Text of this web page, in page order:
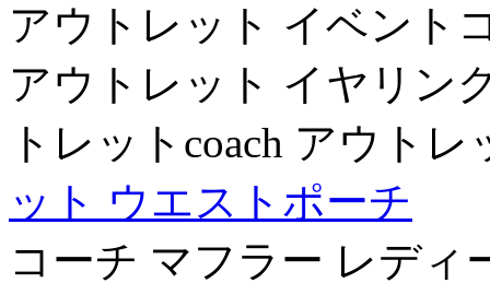
アウトレット イベント
アウトレット イヤリン
トレットcoach アウト
ット ウエストポーチ
コーチ マフラー レディ